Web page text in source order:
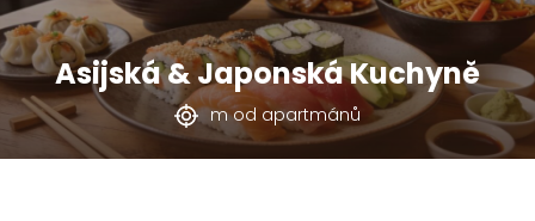
Asijská & Japonská Kuchyně
m od apartmánů